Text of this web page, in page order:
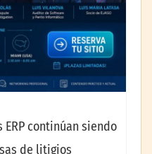
continúan siendo
de litigios